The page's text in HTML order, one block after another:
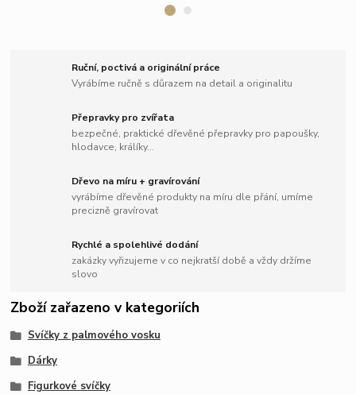
Ruční, poctivá a originální práce
Vyrábíme ručně s důrazem na detail a originalitu
Přepravky pro zvířata
bezpečné, praktické dřevěné přepravky pro papoušky,
hlodavce, králíky...
Dřevo na míru + gravírování
vyrábíme dřevěné produkty na míru dle přání, umíme
precizně gravírovat
Rychlé a spolehlivé dodání
zakázky vyřizujeme v co nejkratší době a vždy držíme
slovo
Zboží zařazeno v kategoriích
Svíčky z palmového vosku
Dárky
Figurkové svíčky